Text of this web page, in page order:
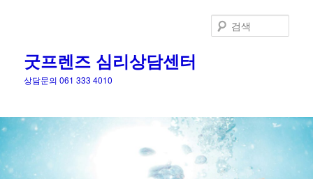
굿프렌즈 심리상담센터
상담문의 061 333 4010
색